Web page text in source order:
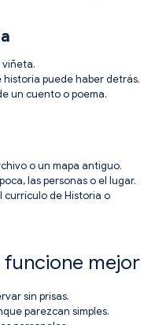
puede haber detrás.
un cuento o poema.
o un mapa antiguo.
las personas o el lugar.
de Historia o
funcione mejor
sin prisas.
parezcan simples.